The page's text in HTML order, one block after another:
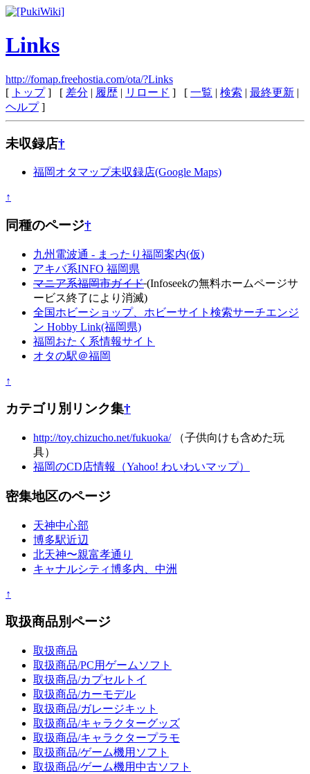
Links
http://fomap.freehostia.com/ota/?Links
[ トップ] [ 差分 | 履歴 | リロード ] [ 一覧 | 検索 | 最終更新 |
ヘルプ]
未収録店†
福岡オタマップ未収録店(Google Maps)
↑
同種のページ†
九州電波通 - まったり福岡案内(仮)
アキバ系INFO 福岡県
マニア系福岡市ガイド (Infoseekの無料ホームページサ
ービス終了により消滅)
全国ホビーショップ、ホビーサイト検索サーチエンジ
ン Hobby Link(福岡県)
福岡おたく系情報サイト
オタの駅＠福岡
↑
カテゴリ別リンク集†
http://toy.chizucho.net/fukuoka/（子供向けも含めた玩
具）
福岡のCD店情報（Yahoo! わいわいマップ）
密集地区のページ
天神中心部
博多駅近辺
北天神〜親富孝通り
キャナルシティ博多内、中洲
↑
取扱商品別ページ
取扱商品
取扱商品/PC用ゲームソフト
取扱商品/カプセルトイ
取扱商品/カーモデル
取扱商品/ガレージキット
取扱商品/キャラクターグッズ
取扱商品/キャラクタープラモ
取扱商品/ゲーム機用ソフト
取扱商品/ゲーム機用中古ソフト